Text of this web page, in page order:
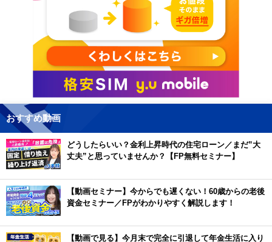
おすすめ動画
どうしたらいい？金利上昇時代の住宅ローン／まだ”大
丈夫”と思っていませんか？【FP無料セミナー】
【動画セミナー】今からでも遅くない！60歳からの老後
資金セミナー／FPがわかりやすく解説します！
【動画で見る】今月末で完全に引退して年金生活に入り